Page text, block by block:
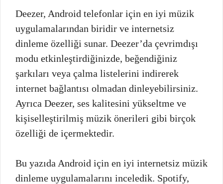
Deezer, Android telefonlar için en iyi müzik
uygulamalarından biridir ve internetsiz
dinleme özelliği sunar. Deezer’da çevrimdışı
modu etkinleştirdiğinizde, beğendiğiniz
şarkıları veya çalma listelerini indirerek
internet bağlantısı olmadan dinleyebilirsiniz.
Ayrıca Deezer, ses kalitesini yükseltme ve
kişiselleştirilmiş müzik önerileri gibi birçok
özelliği de içermektedir.
Bu yazıda Android için en iyi internetsiz müzik
dinleme uygulamalarını inceledik. Spotify,